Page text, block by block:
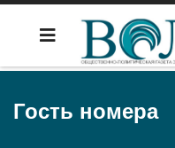
Гость номера